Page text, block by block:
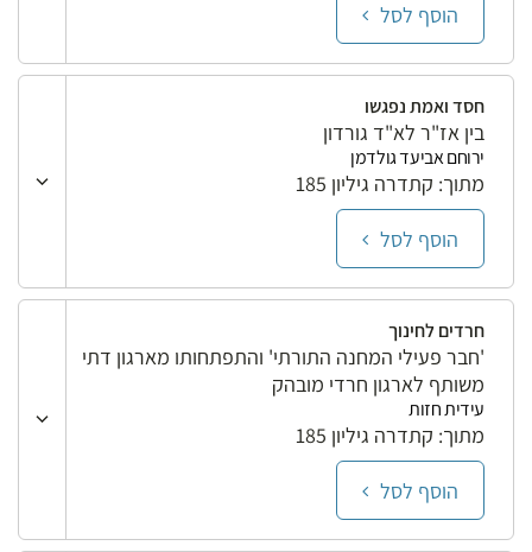
הוסף לסל
חסד ואמת נפגשו
בין אז"ר לא"ד גורדון
ירוחם אביעד גולדמן
מתוך: קתדרה גיליון 185
הוסף לסל
חרדים לחינוך
'חבר פעילי המחנה התורתי' והתפתחותו מארגון דתי
משותף לארגון חרדי מובהק
עידית חזות
מתוך: קתדרה גיליון 185
הוסף לסל